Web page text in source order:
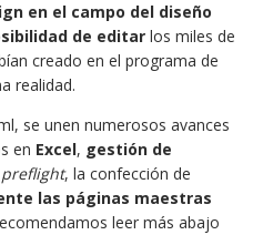
en el campo del diseño
de editar los miles de
creado en el programa de
realidad.
se unen numerosos avances
en Excel, gestión de
preflight, la confección de
las páginas maestras
leer más abajo